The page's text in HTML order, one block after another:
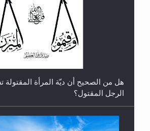
رأيٌ في لغة المسيح الموعود عليه السلام..
هل من الصحيح أن ديّة المرأة
الرجل المقتول؟